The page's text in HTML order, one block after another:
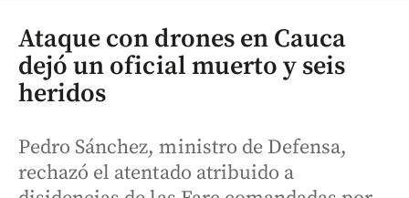
Ataque con drones en Cauca
dejó un oficial muerto y seis
heridos
Pedro Sánchez, ministro de Defensa,
rechazó el atentado atribuido a